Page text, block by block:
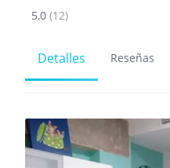
5,0 (12)
Detalles Reseñas